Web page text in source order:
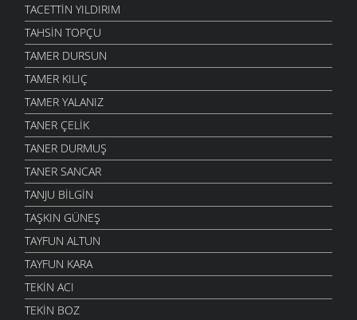
TACETTIN YILDIRIM
TAHSIN TOPÇU
TAMER DURSUN
TAMER KILIÇ
TAMER YALANIZ
TANER ÇELIK
TANER DURMUŞ
TANER SANCAR
TANJU BILGIN
TAŞKIN GÜNEŞ
TAYFUN ALTUN
TAYFUN KARA
TEKIN ACI
TEKIN BOZ